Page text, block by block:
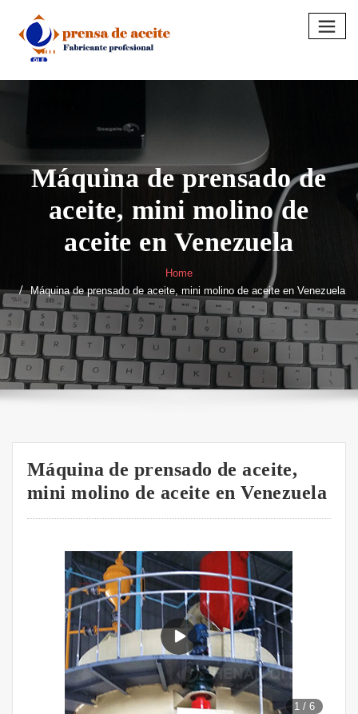
content
Máquina de prensado de
aceite, mini molino de
aceite en Venezuela
Home
Máquina de prensado de aceite, mini molino de aceite en Venezuela
Máquina de prensado de aceite,
mini molino de aceite en Venezuela
1 /6